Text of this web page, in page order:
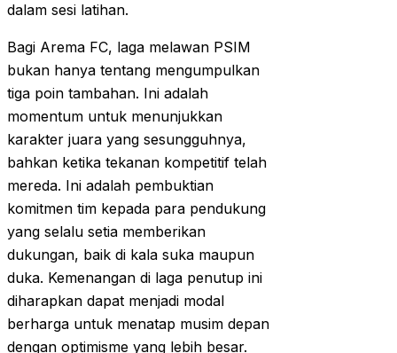
dalam sesi latihan.
Bagi Arema FC, laga melawan PSIM
bukan hanya tentang mengumpulkan
tiga poin tambahan. Ini adalah
momentum untuk menunjukkan
karakter juara yang sesungguhnya,
bahkan ketika tekanan kompetitif telah
mereda. Ini adalah pembuktian
komitmen tim kepada para pendukung
yang selalu setia memberikan
dukungan, baik di kala suka maupun
duka. Kemenangan di laga penutup ini
diharapkan dapat menjadi modal
berharga untuk menatap musim depan
dengan optimisme yang lebih besar.